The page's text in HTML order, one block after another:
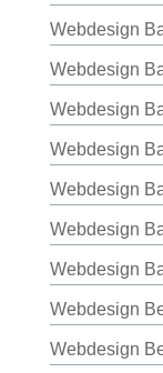
Webdesign
Webdesign
Webdesign
Webdesign
Webdesign
Webdesign
Webdesign
Webdesign
Webdesign